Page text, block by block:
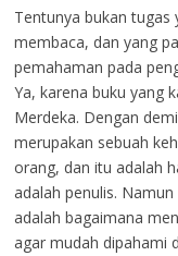
Tentunya bukan tugas
membaca, dan yang
pemahaman pada
Ya, karena buku yang
Merdeka. Dengan
merupakan sebuah
orang, dan itu adalah
adalah penulis.
adalah bagaimana
agar mudah dipahami